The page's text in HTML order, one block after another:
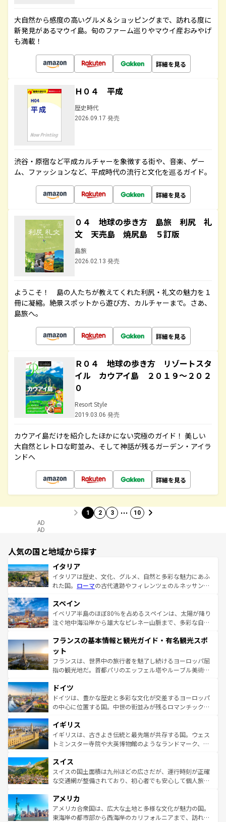
大自然から感度の高いグルメ＆ショッピングまで、訪れる度に
新発見があるマウイ島。旬のファーム巡りやマウイ産おみやげ
も満載！
詳細を見る
Ｈ０４ 平成
歴史時代
2026.09.17 発売
渋谷・原宿など平成カルチャーを象徴する街や、音楽、ゲー
ム、ファッションなど、平成時代の流行と文化を巡るガイド。
詳細を見る
０４ 地球の歩き方 島旅 利尻 礼
文 天売島 焼尻島 ５訂版
島旅
2026.02.13 発売
ようこそ！ 島の人たちが教えてくれた利尻・礼文の魅力を１
冊に凝縮。絶景スポットから遊び方、カルチャーまで。さあ、
島旅へ。
詳細を見る
Ｒ０４ 地球の歩き方 リゾートスタ
イル カウアイ島 ２０１９～２０２
０
Resort Style
2019.03.06 発売
カウアイ島だけを紹介したほかにない究極のガイド！ 美しい
大自然とレトロな町並み、そして神話が残るガーデン・アイラ
ンドへ
詳細を見る
1 2 3 … 10
AD
AD
人気の国と地域から探す
イタリア
イタリアは歴史、文化、グルメ、自然と多彩な魅力にあふ
れた国。 ローマの古代遺跡やフィレンツェのルネッサンス
ろん、トスカーナの美しい田園風景やアマルフィ海岸の絶
景など、自然景観も見逃せない。観光の合間には、本場の
ピザやパスタなど、絶品のイタリア料理を堪能することも
ませてくれるイタリアで、忘れられない旅をしてみよう！
なお、新着のイタリア情報は
しい。
スペイン
イベリア半島のほぼ80％を占めるスペインは、太陽が降り
注ぐ地中海沿岸から雄大なピレネー山脈まで、多彩な自然
文化が根付くこの国では、情熱的なフラメンコ、熱気あふ
れる闘牛、そして美味しいタパスが生活の一部となってい
る。首都マドリードの洗練された雰囲気や、バルセロナの
アートに溢れた街角から、地方では古代ローマ遺跡や中世
せる。地方によって風土や気候が異なるスペインはその個
性で訪れる人を魅了する。 なお、新着のスペイン情報は コ
ンテンツ一覧を参照してほしい。
フランスの基本情報と観光ガイド・有名観光スポ
ット
フランスは、世界中の旅行者を魅了し続けるヨーロッパ屈
指の観光地だ。首都パリのエッフェル塔やルーブル美術館
で、幅広い魅力が詰まっている。華麗な宮殿、歴史的な大
聖堂、美しいビーチ、そして豊かな自然が、訪れる者を心
から魅了する。また、フランスは美食の国としても知ら
いる。シャンパンの発祥地であるランス、プロヴァンスの
香り高いラベンダー畑など、多彩な楽しみ方が可能だ。さ
らに、パリ以外の地域にも魅力が溢れており、どの街角に
れる地方に足を運ぶとそれぞれで全く異なる文化を体験で
きるだろう。 なお、新着のフランス情報はコンテンツ一覧
を参照してほしい。
ドイツ
ドイツは、豊かな歴史と多彩な文化が交差するヨーロッパ
の中心に位置する国。中世の街並みが残るロマンチック街
顔を持つこの国は、どこを歩いても飽きることがない。ベ
ルリンの文化的活気、バイエルン州のアルプスの絶景、そ
してライン川沿いのワイン畑といった風景は必見。ビール
は、お酒好きな人にはぜひ体験してほしい。 なお、新着の
ドイツ情報はコンテンツ一覧を参照してほしい。
イギリス
イギリスは、古きよき伝統と最先端が共存する国。ウェス
トミンスター寺院や大英博物館のようなランドマーク、歴
リアごとに異なる魅力がある。また、優雅なアフタヌーン
ティー、ビール好きにはたまらない英国パブ、サッカー観
戦など、本場だからこそできる体験も豊富。イギリスを旅
ンツ一覧を参照してほしい。
スイス
スイスの国土面積は九州ほどの広さだが、運行時刻が正確
な交通網が整備されており、初心者でも安心して個人旅行
の建物がそのまま残る町や、スイスならではのユニークな
博物館もあり、アルプス観光だけでなく町歩きも満喫する
ことができる。国民の所得が高いため物価も高いが、旅行
アメリカ
アメリカ合衆国は、広大な土地と多様な文化が魅力の国。
東海岸の都市部から西海岸のカリフォルニアまで、訪れる